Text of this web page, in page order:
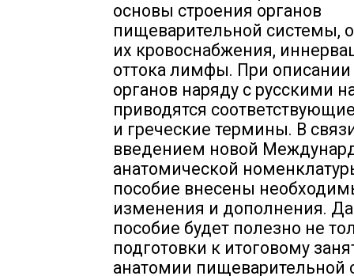
основы строения органов
пищеварительной системы,
их кровоснабжения,
оттока лимфы. При описании
органов наряду с русскими
приводятся
и греческие термины. В
введением новой
анатомической
пособие внесены
изменения и дополнения.
пособие будет полезно не
подготовки к итоговому
анатомии пищеварительной